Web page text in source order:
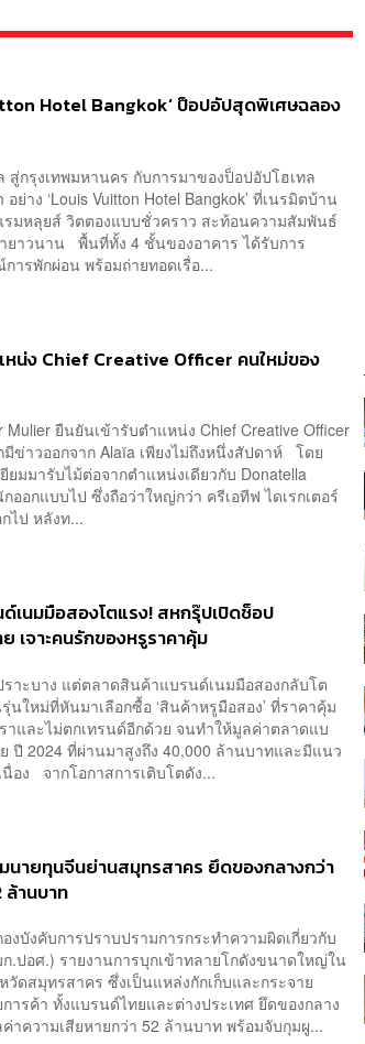
Hotel Bangkok’ ป็อปอัปสุดพิเศษฉลอง
สู่กรุงเทพมหานคร กับการมาของป็อปอัปโฮเทล
ย่าง ‘Louis Vuitton Hotel Bangkok’ ที่เนรมิตบ้าน
รมหลุยส์ วิตตองแบบชั่วคราว สะท้อนความสัมพันธ์
ยาวนาน พื้นที่ทั้ง 4 ชั้นของอาคาร ได้รับการ
ารพักผ่อน พร้อมถ่ายทอดเรื่อ...
น่ง Chief Creative Officer คนใหม่ของ
Mulier ยืนยันเข้ารับตำแหน่ง Chief Creative Officer
ข่าวออกจาก Alaïa เพียงไม่ถึงหนึ่งสัปดาห์ โดย
ยมมารับไม้ต่อจากตำแหน่งเดียวกับ Donatella
ออกแบบไป ซึ่งถือว่าใหญ่กว่า ครีเอทีฟ ไดเรกเตอร์
ไป หลังท...
เนมมือสองโตแรง! สหกรุ๊ปเปิดช็อป
ย เจาะคนรักของหรูราคาคุ้ม
ราะบาง แต่ตลาดสินค้าแบรนด์เนมมือสองกลับโต
ใหม่ที่หันมาเลือกซื้อ ‘สินค้าหรูมือสอง’ ที่ราคาคุ้ม
และไม่ตกเทรนด์อีกด้วย จนทำให้มูลค่าตลาดแบ
ปี 2024 ที่ผ่านมาสูงถึง 40,000 ล้านบาทและมีแนว
อง จากโอกาสการเติบโตดัง...
นายทุนจีนย่านสมุทรสาคร ยึดของกลางกว่า
านบาท
บังคับการปราบปรามการกระทำความผิดเกี่ยวกับ
.ปอศ.) รายงานการบุกเข้าทลายโกดังขนาดใหญ่ใน
ดสมุทรสาคร ซึ่งเป็นแหล่งกักเก็บและกระจาย
ารค้า ทั้งแบรนด์ไทยและต่างประเทศ ยึดของกลาง
าความเสียหายกว่า 52 ล้านบาท พร้อมจับกุมผู...